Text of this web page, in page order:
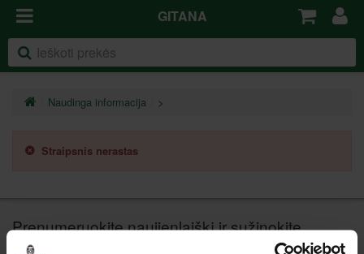
GITANA
Naudinga informacija >
Straipsnis nerastas
Prenumeruokite naujienlaiškį ir sužinokite
naujienas pirmieji!